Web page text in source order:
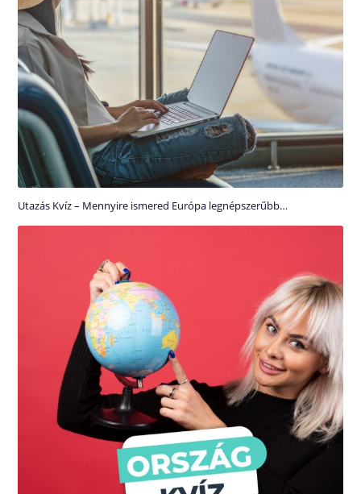
Utazás Kvíz – Mennyire ismered Európa legnépszerűbb…